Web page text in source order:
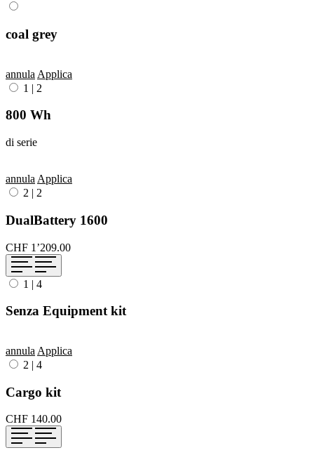
coal grey
annula Applica
1 | 2
800 Wh
di serie
annula Applica
2 | 2
DualBattery 1600
CHF 1’209.00
1 | 4
Senza Equipment kit
annula Applica
2 | 4
Cargo kit
CHF 140.00